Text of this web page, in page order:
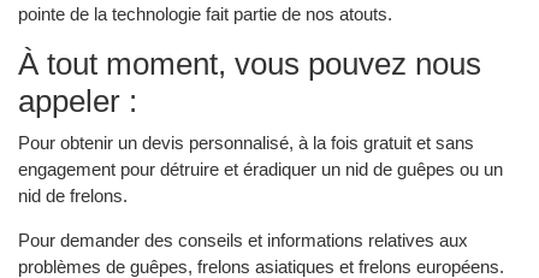
pointe de la technologie fait partie de nos atouts.
À tout moment, vous pouvez nous
appeler :
Pour obtenir un devis personnalisé, à la fois gratuit et sans
engagement pour détruire et éradiquer un nid de guêpes ou un
nid de frelons.
Pour demander des conseils et informations relatives aux
problèmes de guêpes, frelons asiatiques et frelons européens.